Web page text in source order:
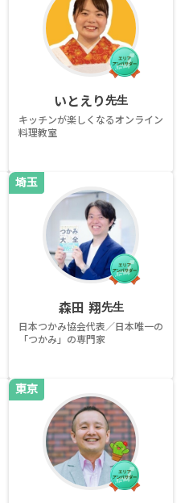
いとえり先生
キッチンが楽しくなるオンライン
料理教室
埼玉
森田 翔先生
日本つかみ協会代表／日本唯一の
「つかみ」の専門家
東京